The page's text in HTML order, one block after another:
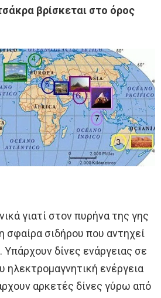
βρίσκεται στο όρος
γιατί στον πυρήνα της γης
σφαίρα σιδήρου που αντηχεί
δίνες ενάργειας σε
ηλεκτρομαγνητική ενέργεια
αρκετές δίνες γύρω από